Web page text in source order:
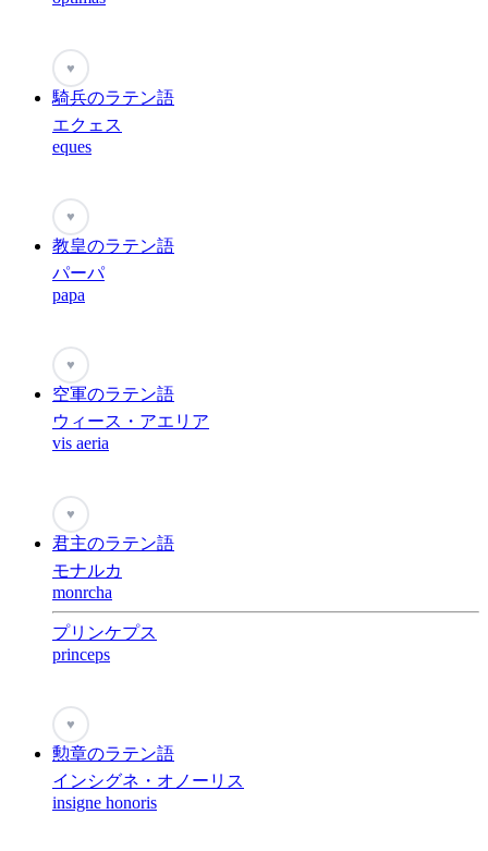
♥
騎兵のラテン語
エクェス
eques
♥
教皇のラテン語
パーパ
papa
♥
空軍のラテン語
ウィース・アエリア
vis aeria
♥
君主のラテン語
モナルカ
monrcha
プリンケプス
princeps
♥
勲章のラテン語
インシグネ・オノーリス
insigne honoris